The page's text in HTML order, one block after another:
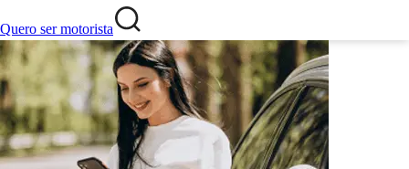
Quero ser motorista